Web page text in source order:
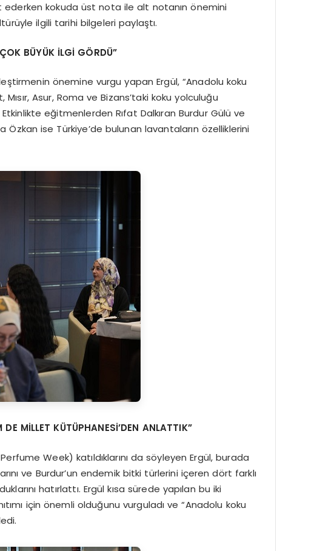
kokuda üst nota ile alt notanın önemini
ilgili tarihi bilgeleri paylaştı.
BÜYÜK İLGİ GÖRDÜ”
önemine vurgu yapan Ergül, “Anadolu koku
Asur, Roma ve Bizans’taki koku yolculuğu
eğitmenlerden Rıfat Dalkıran Burdur Gülü ve
Özkan ise Türkiye’de bulunan lavantaların özelliklerini
MİLLET KÜTÜPHANESİ’DEN ANLATTIK”
Week) katıldıklarını da söyleyen Ergül, burada
ve Burdur’un endemik bitki türlerini içeren dört farklı
hatırlattı. Ergül kısa sürede yapılan bu iki
için önemli olduğunu vurguladı ve “Anadolu koku